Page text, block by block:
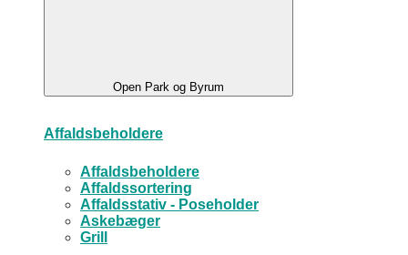
Open Park og Byrum
Affaldsbeholdere
Affaldsbeholdere
Affaldssortering
Affaldsstativ - Poseholder
Askebæger
Grill